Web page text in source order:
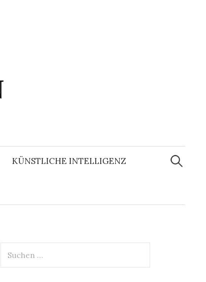
KÜNSTLICHE INTELLIGENZ
Suchen
nach:
nach: